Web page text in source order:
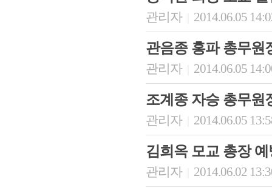
관리자 2014.06.05
관음종 홍파 총무원
관리자 2014.06.05
조계종 자승 총무원
관리자 2014.06.05
김희옥 모교 총장 예
관리자 2014.06.02